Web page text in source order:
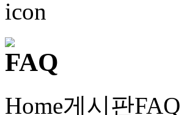
Home게시판FAQ